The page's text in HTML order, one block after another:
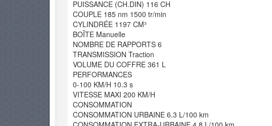
PUISSANCE (CH.DIN) 116 CH
COUPLE 185 nm 1500 tr/min
CYLINDRÉE 1197 CM³
BOÎTE Manuelle
NOMBRE DE RAPPORTS 6
TRANSMISSION Traction
VOLUME DU COFFRE 361 L
PERFORMANCES
0-100 KM/H 10.3 s
VITESSE MAXI 200 KM/H
CONSOMMATION
CONSOMMATION URBAINE 6.3 L/100 km